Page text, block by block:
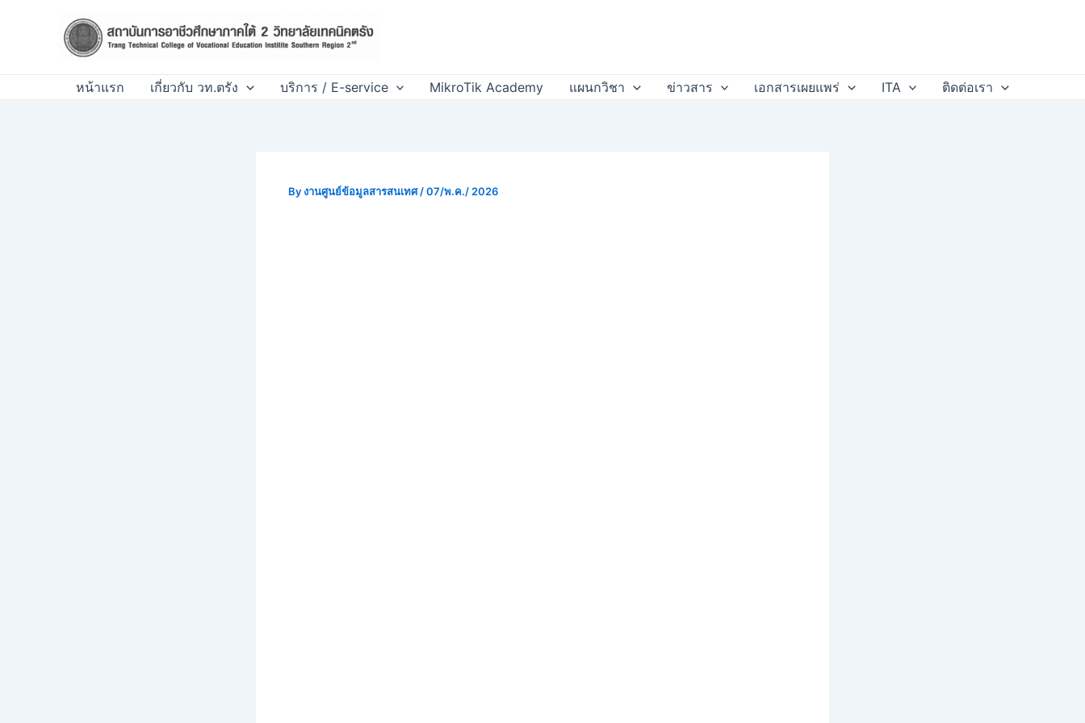
หน้าแรก เกี่ยวกับ วท.ตรัง บริการ / E-service MikroTik Academy แผนกวิชา ข่าวสาร เอกสารเผยแพร่ ITA ติดต่อเรา
By งานศูนย์ข้อมูลสารสนเทศ/07/พ.ค./ 2026
navigation